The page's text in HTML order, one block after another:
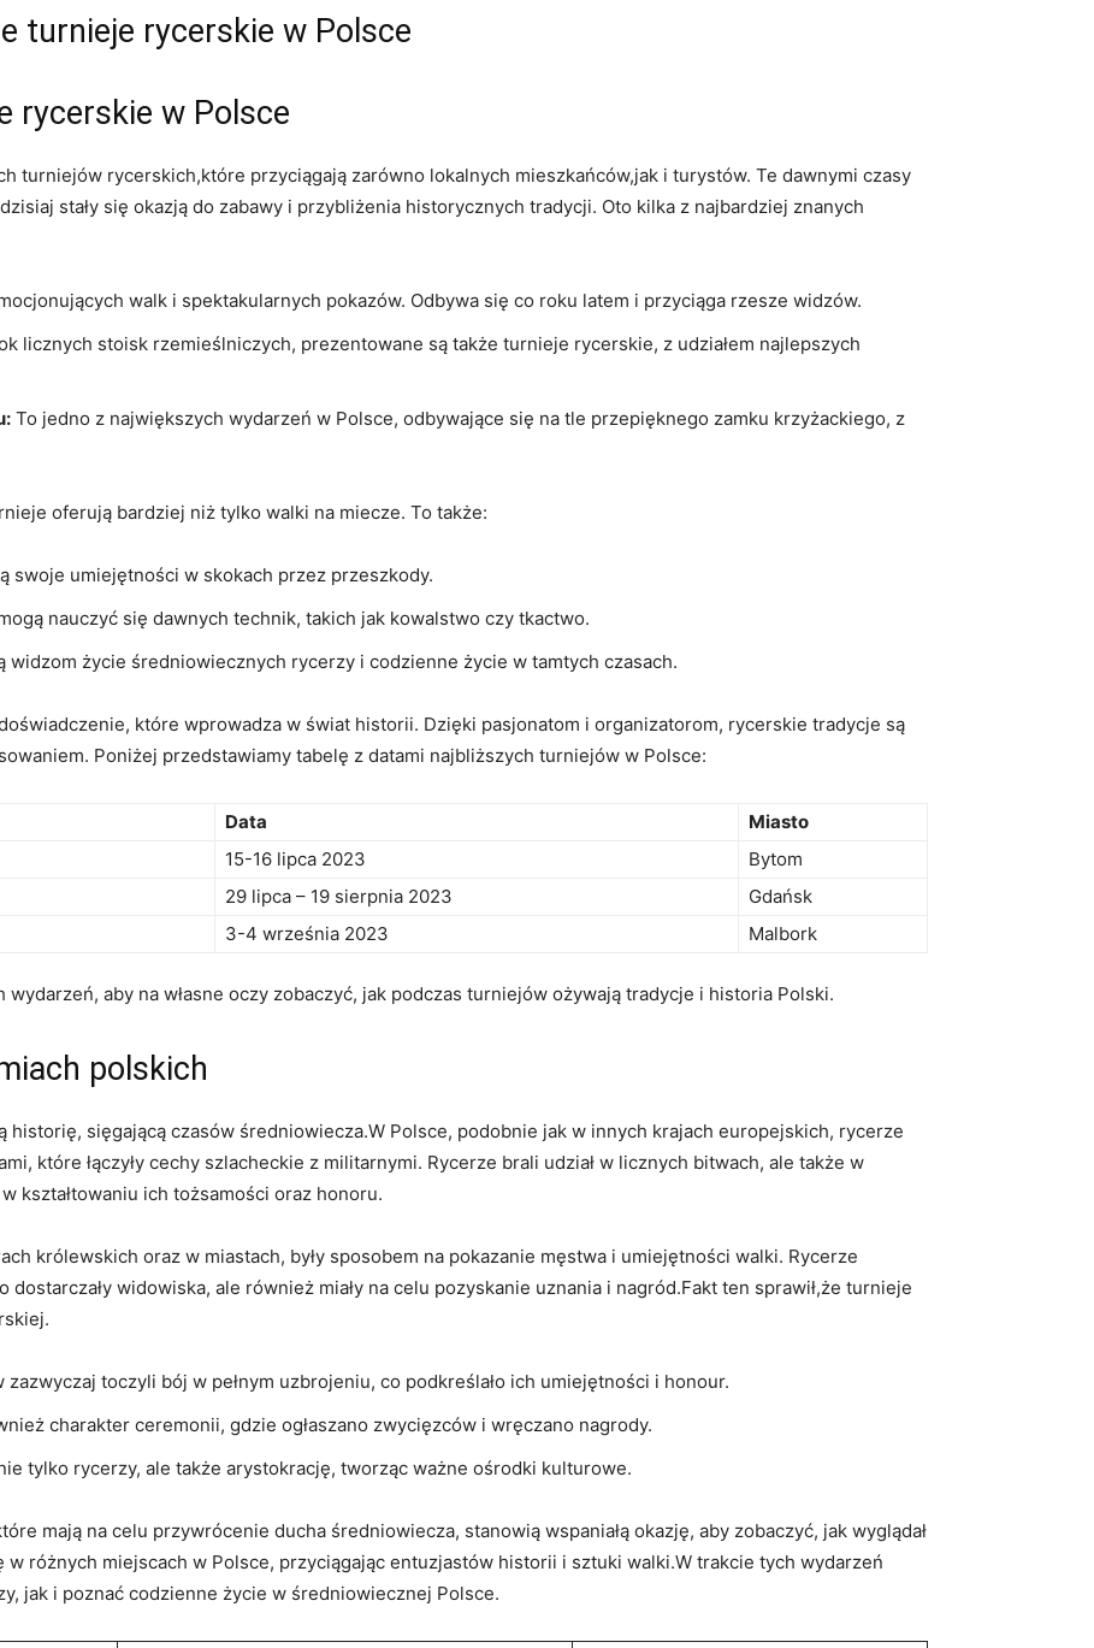
turnieje rycerskie w Polsce
rycerskie w Polsce
turniejów ⁣rycerskich,które przyciągają zarówno lokalnych⁤ mieszkańców,jak i turystów. Te dawnymi czasy
stały się okazją‌ do zabawy ⁢i przybliżenia⁢ historycznych tradycji. Oto kilka z najbardziej znanych
walk i spektakularnych pokazów. Odbywa się co roku latem‍ i przyciąga rzesze widzów.
licznych stoisk rzemieślniczych, prezentowane są także ⁢turnieje rycerskie, z udziałem najlepszych
To jedno‌ z ⁢największych​ wydarzeń w Polsce, odbywające się na tle ⁤przepięknego zamku krzyżackiego, z
oferują bardziej niż tylko walki na miecze. To⁣ także:
swoje ⁢umiejętności ⁢w skokach ‍przez ⁣przeszkody.
nauczyć się ​dawnych technik, takich jak kowalstwo czy tkactwo.
widzom życie średniowiecznych rycerzy i ⁤codzienne życie w tamtych czasach.
które ⁤wprowadza w⁢ świat historii. Dzięki pasjonatom i organizatorom, rycerskie tradycje są
Poniżej przedstawiamy tabelę z ⁣datami najbliższych turniejów w ⁢Polsce:
Data
Miasto
15-16 lipca 2023
Bytom
29 lipca‌ – 19⁤ sierpnia 2023
Gdańsk
3-4 września 2023 Malbork
aby ⁤na własne ​oczy zobaczyć, ⁣jak podczas turniejów ożywają tradycje⁣ i⁣ historia Polski.
polskich
historię, sięgającą czasów średniowiecza.W Polsce, podobnie ​jak w innych krajach europejskich,​ rycerze
które łączyły cechy ⁤szlacheckie z militarnymi. Rycerze brali udział w licznych bitwach, ⁤ale także w
kształtowaniu ich tożsamości oraz‌ honoru.
królewskich oraz​ w miastach,​ były sposobem na pokazanie męstwa i umiejętności walki. Rycerze
widowiska, ale ​również miały na celu pozyskanie uznania i nagród.Fakt ten‌ sprawił,że⁤ turnieje
toczyli‌ bój w pełnym uzbrojeniu, co podkreślało ich umiejętności ‍i honour.
charakter ceremonii, gdzie ogłaszano zwycięzców i wręczano nagrody.
tylko rycerzy, ale także⁤ arystokrację, tworząc ⁢ważne ośrodki kulturowe.
mają na celu przywrócenie⁣ ducha średniowiecza, stanowią wspaniałą ‍okazję, aby zobaczyć, jak wyglądał
różnych ⁤miejscach‍ w Polsce, przyciągając entuzjastów‍ historii ​i sztuki walki.W trakcie tych wydarzeń
jak i poznać codzienne życie⁣ w ⁢średniowiecznej Polsce.